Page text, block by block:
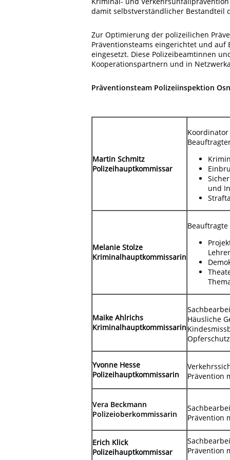
damit selbstverständlicher Bestandteil
Zur Optimierung der polizeilichen
Präventionsteams eingerichtet und auf
eingesetzt. Diese Polizeibeamtinnen
Kooperationspartnern und in
Präventionsteam Polizeiinspektion
Martin Schmitz
Polizeihauptkommissar
und
Melanie Stolze
Kriminalhauptkommissarin
Maike Ahlrichs
Kriminalhauptkommissarin
Häusliche
Yvonne Hesse
Polizeihauptkommissarin
Prävention
Vera Beckmann
Polizeioberkommissarin
Prävention
Erich Klick
Polizeihauptkommissar
Prävention